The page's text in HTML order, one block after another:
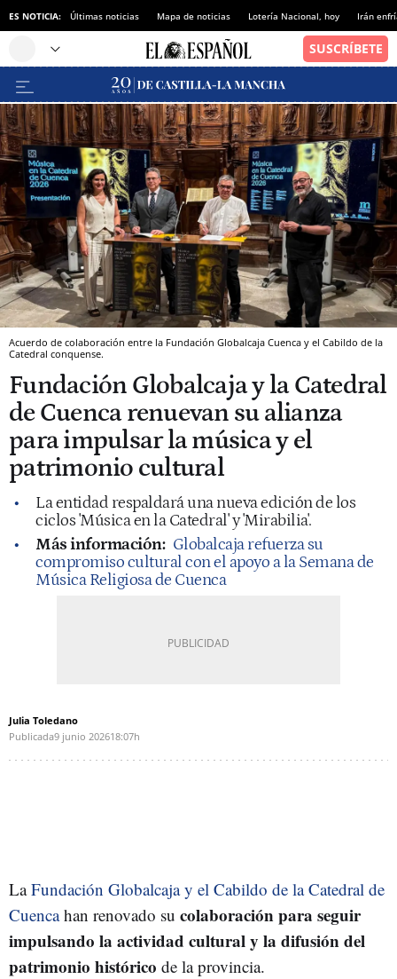
ES NOTICIA: Últimas noticias Mapa de noticias Lotería Nacional, hoy Irán
Acuerdo de colaboración entre la Fundación Globalcaja Cuenca y el Cabildo de la
Catedral conquense.
Fundación Globalcaja y la Catedral
de Cuenca renuevan su alianza
para impulsar la música y el
patrimonio cultural
La entidad respaldará una nueva edición de los
ciclos 'Música en la Catedral' y 'Mirabilia'.
Más información: Globalcaja refuerza su
compromiso cultural con el apoyo a la Semana de
Música Religiosa de Cuenca
Julia Toledano
Publicada9 junio 202618:07h
LaFundación Globalcaja y el Cabildo de la Catedral de
Cuencahan renovado su colaboración para seguir
impulsando la actividad cultural y la difusión del
patrimonio histórico de la provincia.